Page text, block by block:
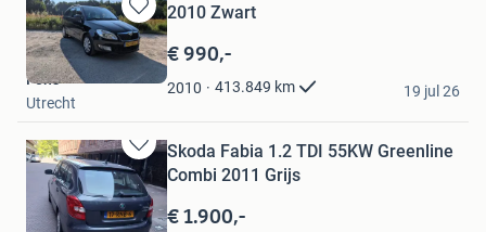
Bewaren
in
Mijn
Favorieten
2010 Zwart
€ 990,-
2010 413.849 km
Fons
Utrecht
19 jul 26
Bewaren
in
Mijn
Favorieten
Skoda Fabia 1.2 TDI 55KW Greenline
Combi 2011 Grijs
€ 1.900,-